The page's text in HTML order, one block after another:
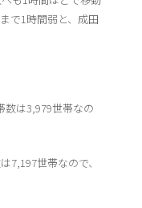
で1時間弱と、成田
数は3,979世帯なの
7,197世帯なので、